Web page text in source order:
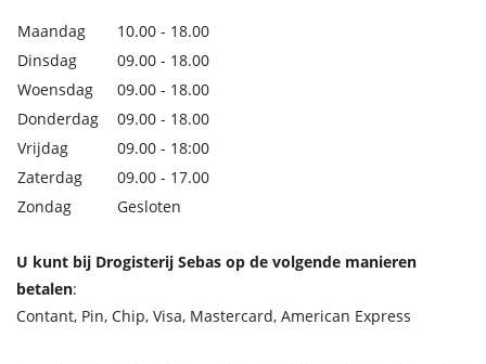
Maandag
10.00 - 18.00
Dinsdag
09.00 - 18.00
Woensdag
09.00 - 18.00
Donderdag
09.00 - 18.00
Vrijdag
09.00 - 18:00
Zaterdag
09.00 - 17.00
Zondag
Gesloten
U kunt bij Drogisterij Sebas op de volgende manieren
betalen:
Contant, Pin, Chip, Visa, Mastercard, American Express